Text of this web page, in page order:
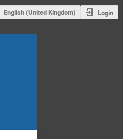
English (United Kingdom) Login